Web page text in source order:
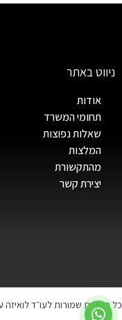
ניווט באתר
אודות
תחומי המשרד
שאלות נפוצות
המלצות
מהתקשורת
יצירת קשר
כל הזכויות שמורות לעו״ד לואיזה